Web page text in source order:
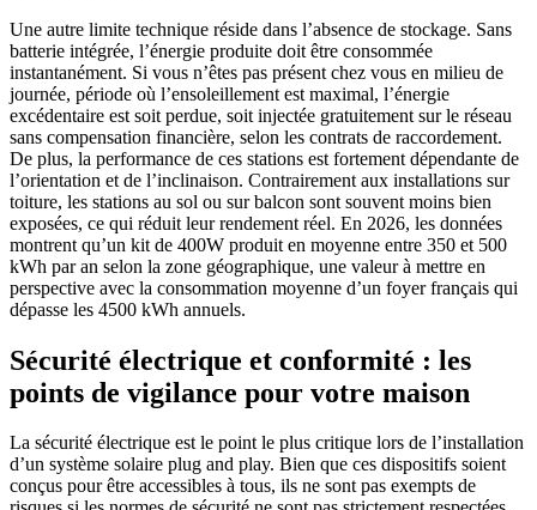
Une autre limite technique réside dans l’absence de stockage. Sans
batterie intégrée, l’énergie produite doit être consommée
instantanément. Si vous n’êtes pas présent chez vous en milieu de
journée, période où l’ensoleillement est maximal, l’énergie
excédentaire est soit perdue, soit injectée gratuitement sur le réseau
sans compensation financière, selon les contrats de raccordement.
De plus, la performance de ces stations est fortement dépendante de
l’orientation et de l’inclinaison. Contrairement aux installations sur
toiture, les stations au sol ou sur balcon sont souvent moins bien
exposées, ce qui réduit leur rendement réel. En 2026, les données
montrent qu’un kit de 400W produit en moyenne entre 350 et 500
kWh par an selon la zone géographique, une valeur à mettre en
perspective avec la consommation moyenne d’un foyer français qui
dépasse les 4500 kWh annuels.
Sécurité électrique et conformité : les
points de vigilance pour votre maison
La sécurité électrique est le point le plus critique lors de l’installation
d’un système solaire plug and play. Bien que ces dispositifs soient
conçus pour être accessibles à tous, ils ne sont pas exempts de